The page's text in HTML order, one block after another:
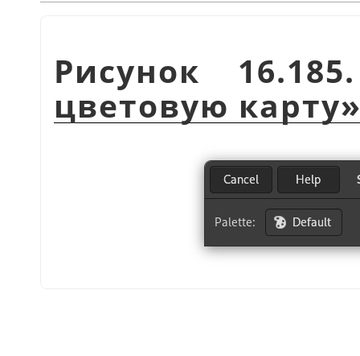
Рисунок
цветовую карту